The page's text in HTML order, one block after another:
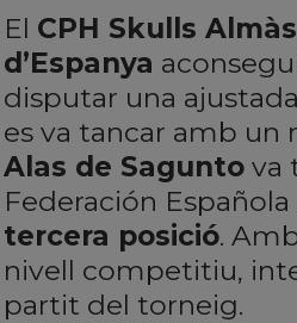
El CPH Skulls
d’Espanya
disputar una
es va tancar amb un
Alas de Sagunto va
Federación
tercera posició.
nivell competitiu,
partit del torneig.